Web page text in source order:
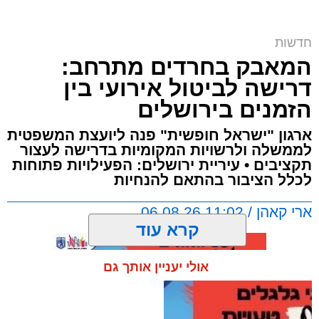
אקס טריטוריה: בית ספר של חמאס בירושלים?
משטרת ישראל עצרה את החשוד, טרזן חמאד,
ופתחה בחקירה, במקביל לגביית עדות מחבר
הכנסת שקיבל את האיומים.
מחוז ש"י נגד עבירות הסעת, הלנת והעסקת
עוד בנושא:
צפו במרדף שהסתיים במעצר
האוטובוס נעצר - והחשד התברר כמוצדק
התחבא בתא המטען – ואז התברר: תכנן פיגוע |
צפו
חדשות
המאבק בחרדים מתרחב:
דרישה לביטול אירועי בין
הזמנים בירושלים
ארגון "ישראל חופשית" פנה ליועצת המשפטית
לממשלה ולרשויות המקומיות בדרישה לעצור
תקציבים • עיריית ירושלים: הפעילויות פתוחות
לכלל הציבור בהתאם להנחיות
ארי קאהן / 11:02 06.08.26
קרא עוד
אולי יעניין אותך גם